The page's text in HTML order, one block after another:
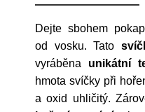
Dejte sbohem
od vosku. Tato
vyráběna unikátní
hmota svíčky při
a oxid uhličitý.